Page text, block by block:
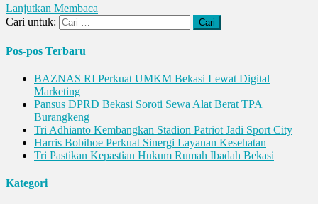
Lanjutkan Membaca
Cari untuk:
Pos-pos Terbaru
BAZNAS RI Perkuat UMKM Bekasi Lewat Digital
Marketing
Pansus DPRD Bekasi Soroti Sewa Alat Berat TPA
Burangkeng
Tri Adhianto Kembangkan Stadion Patriot Jadi Sport City
Harris Bobihoe Perkuat Sinergi Layanan Kesehatan
Tri Pastikan Kepastian Hukum Rumah Ibadah Bekasi
Kategori